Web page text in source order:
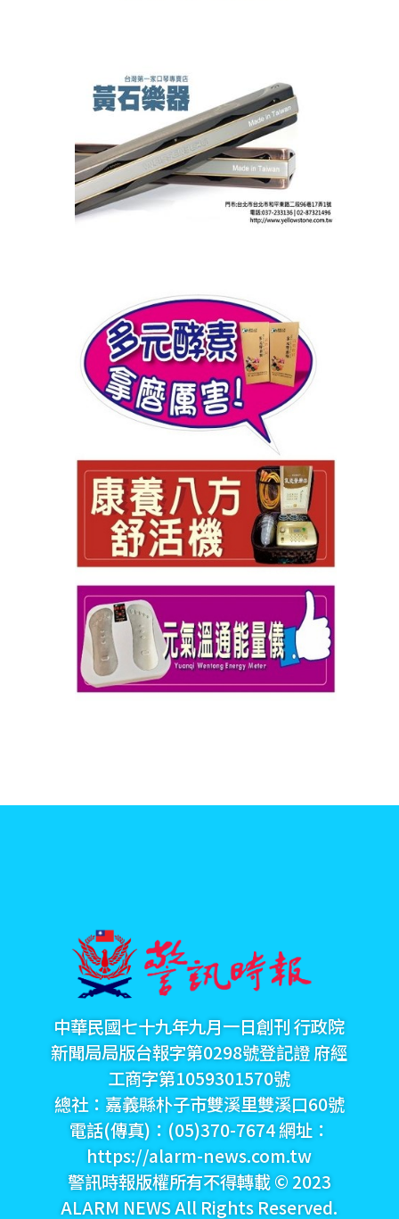
中華民國七十九年九月一日創刊 行政院
新聞局局版台報字第0298號登記證 府經
工商字第1059301570號
總社：嘉義縣朴子市雙溪里雙溪口60號
電話(傳真)：(05)370-7674 網址：
https://alarm-news.com.tw
警訊時報版權所有不得轉載 © 2023
ALARM NEWS All Rights Reserved.